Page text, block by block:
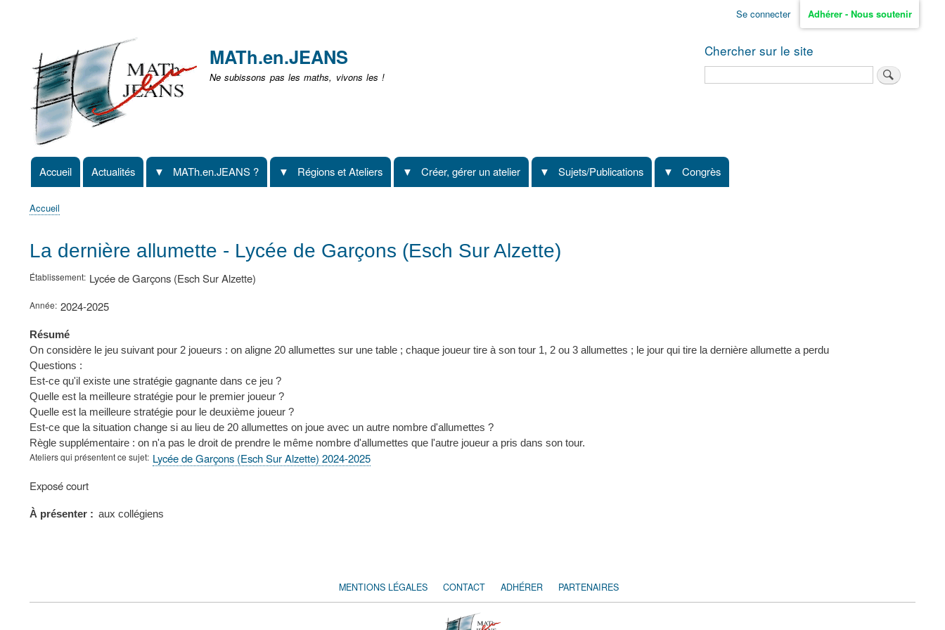
non
identifié
Se connecter Adhérer - Nous soutenir
MATh.en.JEANS
Ne subissons pas les maths, vivons les !
Chercher sur le site
Navigation
principale
Accueil Actualités MATh.en.JEANS ? Régions et Ateliers Créer, gérer un atelier Sujets/Publications Congrès
d'Ariane
Accueil
La dernière allumette - Lycée de Garçons (Esch Sur Alzette)
Établissement Lycée de Garçons (Esch Sur Alzette)
Année 2024-2025
Résumé
On considère le jeu suivant pour 2 joueurs : on aligne 20 allumettes sur une table ; chaque joueur tire à son tour 1, 2 ou 3 allumettes ; le jour qui tire la dernière allumette a perdu
Questions :
Est-ce qu'il existe une stratégie gagnante dans ce jeu ?
Quelle est la meilleure stratégie pour le premier joueur ?
Quelle est la meilleure stratégie pour le deuxième joueur ?
Est-ce que la situation change si au lieu de 20 allumettes on joue avec un autre nombre d'allumettes ?
Règle supplémentaire : on n'a pas le droit de prendre le même nombre d'allumettes que l'autre joueur a pris dans son tour.
Ateliers qui présentent ce sujet Lycée de Garçons (Esch Sur Alzette) 2024-2025
Type
présentation
Exposé court
À présenter aux collégiens
FOOTER
MENTIONS LÉGALES CONTACT ADHÉRER PARTENAIRES